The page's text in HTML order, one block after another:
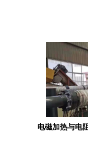
电磁加热与电